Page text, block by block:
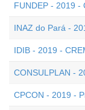
FUNDEP - 2019 -
INAZ do Pará -
IDIB - 2019 -
CONSULPLAN -
CPCON - 2019 -